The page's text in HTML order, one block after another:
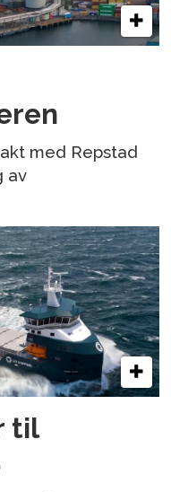
med Repstad
av
til